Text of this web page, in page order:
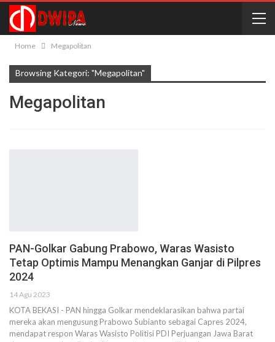
Home Megapolitan
Browsing Kategori: "Megapolitan"
Megapolitan
PAN-Golkar Gabung Prabowo, Waras Wasisto
Tetap Optimis Mampu Menangkan Ganjar di Pilpres
2024
14 Agu 2023
KOTA BEKASI - PAN hingga Golkar mendeklarasikan bahwa partai
mereka akan mengusung Prabowo Subianto sebagai Capres 2024,
mendapat respon Waras Wasisto Politisi PDI Perjuangan Jawa Barat